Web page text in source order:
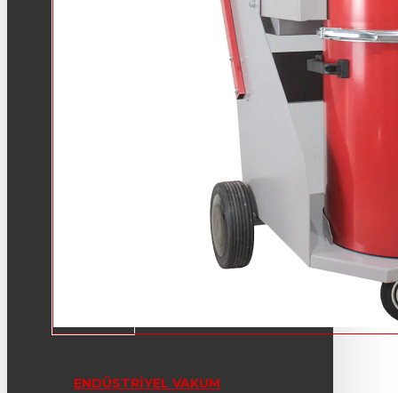
ENDÜSTRIYEL VAKUM